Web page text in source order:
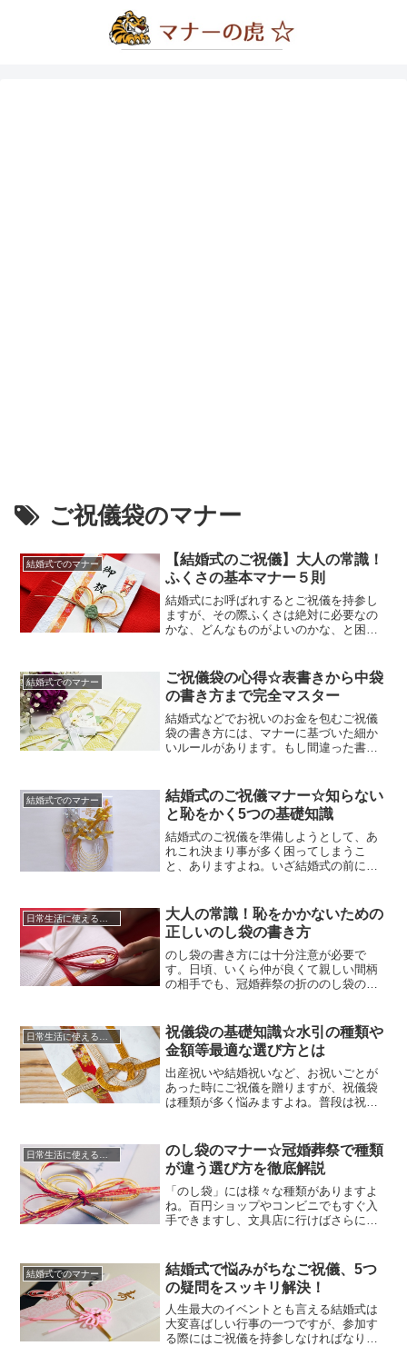
ご祝儀袋のマナー
結婚式でのマナー
【結婚式のご祝儀】大人の常識！
ふくさの基本マナー５則
結婚式にお呼ばれするとご祝儀を持参し
ますが、その際ふくさは絶対に必要なの
かな、どんなものがよいのかな、と困る
のではないでしょうか。結婚式のふくさ
は、大きな風呂敷の役割をしています。
日本では、古来より「包む文化」があ
り、着物やお酒などの贈り物は包んで...
結婚式でのマナー
ご祝儀袋の心得☆表書きから中袋
の書き方まで完全マスター
結婚式などでお祝いのお金を包むご祝儀
袋の書き方には、マナーに基づいた細か
いルールがあります。もし間違った書き
もあります。もし、お祝いしたい気持ち
をきちんと伝えたいのなら、ルールに合
ったご祝儀袋の書き方をマスターしまし
ょう。ただ、一口にご祝儀袋と言っ...
結婚式でのマナー
結婚式のご祝儀マナー☆知らない
と恥をかく5つの基礎知識
結婚式のご祝儀を準備しようとして、あ
れこれ決まり事が多く困ってしまうこ
と、ありますよね。いざ結婚式の前にご
包み方、ふと何が正解なのか不安になる
ことも……。ご祝儀には、袋の選び方や
書き方、渡し方などに様々なマナーがあ
ります。またこの結婚式のご祝儀のマ...
日常生活に使える知識やマナー
大人の常識！恥をかかないための
正しいのし袋の書き方
のし袋の書き方には十分注意が必要で
す。日頃、いくら仲が良くて親しい間柄
の相手でも、冠婚葬祭の折ののし袋の書
のマナーができていなかっただけでそん
なことが起こるのかと思いますよね。し
かし、贈る側からするとただののし袋で
あっても、受け取る側にとっては、一...
日常生活に使える知識やマナー
祝儀袋の基礎知識☆水引の種類や
金額等最適な選び方とは
出産祝いや結婚祝いなど、お祝いごとが
あった時にご祝儀を贈りますが、祝儀袋
は種類が多く悩みますよね。普段は祝儀
れていても、外袋が印刷だったり、やけ
に立派だったり、どれがよいのかその場
でしばらく考えてしまうことでしょう。
祝儀袋は、お祝い事の種類によって...
日常生活に使える知識やマナー
のし袋のマナー☆冠婚葬祭で種類
が違う選び方を徹底解説
「のし袋」には様々な種類がありますよ
ね。百円ショップやコンビニでもすぐ入
手できますし、文具店に行けばさらに多
お祝い事、「黒白」は不幸があった時に
用いる、というのは誰もが理解できるこ
とでしょう。しかし、紅白ののし袋に
は、大きく分けて水引の結び方が2種...
結婚式でのマナー
結婚式で悩みがちなご祝儀、5つ
の疑問をスッキリ解決！
人生最大のイベントとも言える結婚式は
大変喜ばしい行事の一つですが、参加す
る際にはご祝儀を持参しなければなりま